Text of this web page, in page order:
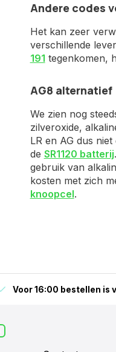
Andere codes
Het kan zeer
verschillende
191 tegenkomen,
AG8 alternatief
We zien nog
zilveroxide,
LR en AG dus
de SR1120 batterij
gebruik van
kosten met zich
knoopcel.
Voor 16:00 bestellen is